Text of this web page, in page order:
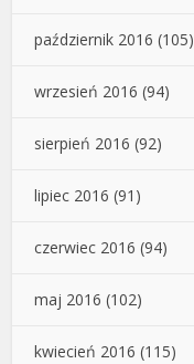
październik 2016 (105)
wrzesień 2016 (94)
sierpień 2016 (92)
lipiec 2016 (91)
czerwiec 2016 (94)
maj 2016 (102)
kwiecień 2016 (115)